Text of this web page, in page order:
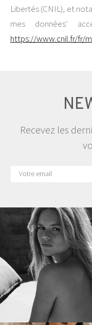
Libertés (CNIL), et
mes données’
https://www.cnil.fr/fr/
Recevez les